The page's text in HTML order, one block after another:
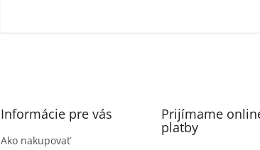
Informácie pre vás
Ako nakupovať
Prijímame
platby